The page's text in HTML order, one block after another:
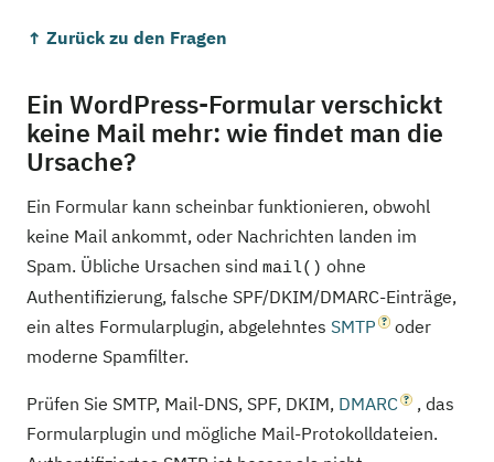
↑ Zurück zu den Fragen
Ein WordPress-Formular verschickt
keine Mail mehr: wie findet man die
Ursache?
Ein Formular kann scheinbar funktionieren, obwohl
keine Mail ankommt, oder Nachrichten landen im
Spam. Übliche Ursachen sind mail() ohne
Authentifizierung, falsche SPF/DKIM/DMARC-Einträge,
ein altes Formularplugin, abgelehntes SMTP
oder
moderne Spamfilter.
Prüfen Sie SMTP, Mail-DNS, SPF, DKIM, DMARC
, das
Formularplugin und mögliche Mail-Protokolldateien.